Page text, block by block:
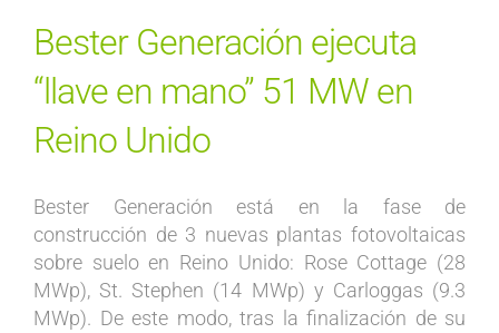
Bester Generación ejecuta
“llave en mano” 51 MW en
Reino Unido
Bester Generación está en la fase de
construcción de 3 nuevas plantas fotovoltaicas
sobre suelo en Reino Unido: Rose Cottage (28
MWp), St. Stephen (14 MWp) y Carloggas (9.3
MWp). De este modo, tras la finalización de su